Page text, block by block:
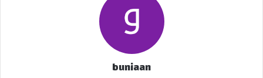
buniaan